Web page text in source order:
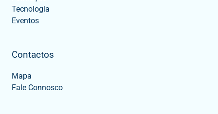
Tecnologia
Eventos
Contactos
Mapa
Fale Connosco